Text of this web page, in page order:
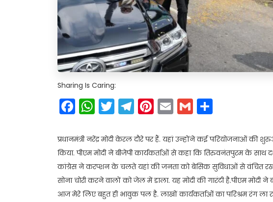
Sharing Is Caring:
Facebook
WhatsApp
Twitter
Telegram
Pinterest
EmailGmail
प्रधानमंत्री नरेंद्र मोदी केरल दौरे पर हैं. यहां उन्होंने कई परियोजनाओं
किया. पीएम मोदी ने बीजेपी कार्यकर्ताओं से कहा कि तिरुवनंतपुरम के
कांग्रेस ने करप्शन के चलते यहां की जनता को बेसिक सुविधाओं से वंचित रखा
सोना चोरी करने वालों को जेल में डाला. यह मोदी की गारंटी है.पीएम मोदी
आज मेरे लिए बहुत ही भावुक पल है. लाखों कार्यकर्ताओं का परिश्रम रंग